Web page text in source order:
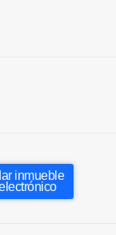
inmueble